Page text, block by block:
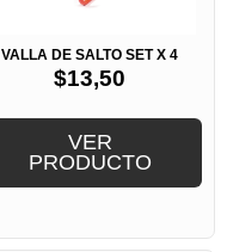
VALLA DE SALTO SET X 4
$13,50
VER
PRODUCTO